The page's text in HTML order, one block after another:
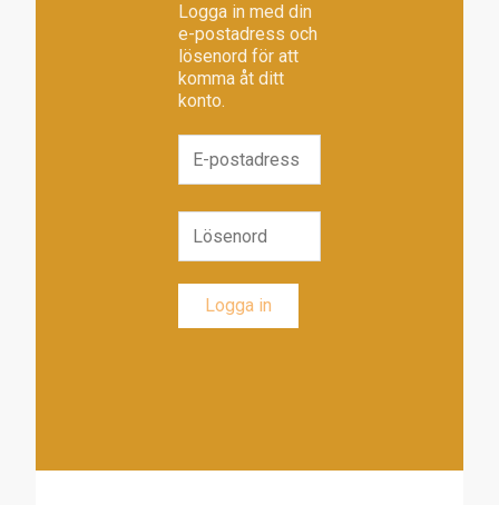
Logga in med din
e-postadress och
lösenord för att
komma åt ditt
konto.